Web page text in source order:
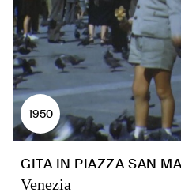
1950
GITA IN PIAZZA SAN
Venezia